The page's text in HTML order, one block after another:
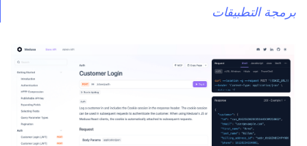
برمجة التطبيقات